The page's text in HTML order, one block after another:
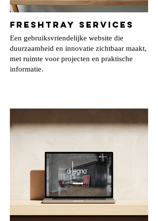
FreshTray Services
Een gebruiksvriendelijke website die
duurzaamheid en innovatie zichtbaar maakt,
met ruimte voor projecten en praktische
informatie.